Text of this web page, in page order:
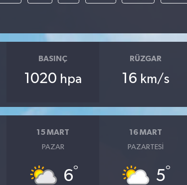
BASINÇ
1020 hpa
RÜZGAR
16 km/s
15 MART
PAZAR
6°
16 MART
PAZARTESI
5°